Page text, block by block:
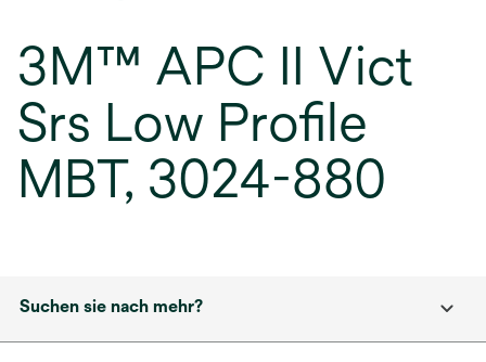
3M™ APC II Vict
Srs Low Profile
MBT, 3024-880
Suchen sie nach mehr?